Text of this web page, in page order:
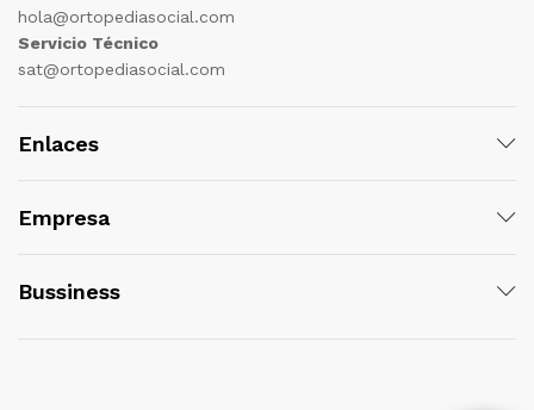
hola@ortopediasocial.com
Servicio Técnico
sat@ortopediasocial.com
Enlaces
Empresa
Bussiness